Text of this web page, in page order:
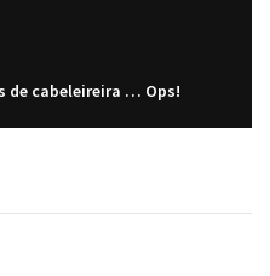
de cabeleireira … Ops!